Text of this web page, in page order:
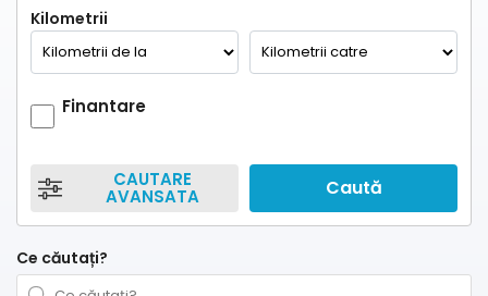
Kilometrii
Finantare
CAUTARE
AVANSATA Caută
Ce căutați?